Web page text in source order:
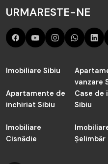
actualizate periodic.
URMARESTE-NE
Imobiliare Sibiu
vanzare
Apartamente de
inchiriat Sibiu
Case de
Sibiu
Imobiliare
Cisnădie
Șelimbăr